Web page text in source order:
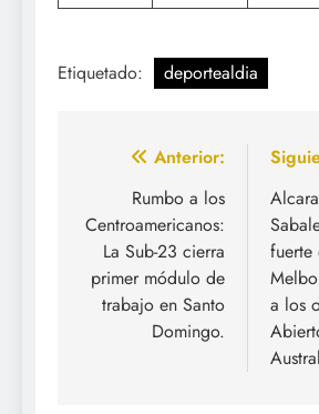
Etiquetado: deportealdia
Navegación
entradas
Anterior:
Rumbo a los
Centroamericanos:
La Sub-23 cierra
primer módulo de
trabajo en Santo
Domingo.
fuerte
a los